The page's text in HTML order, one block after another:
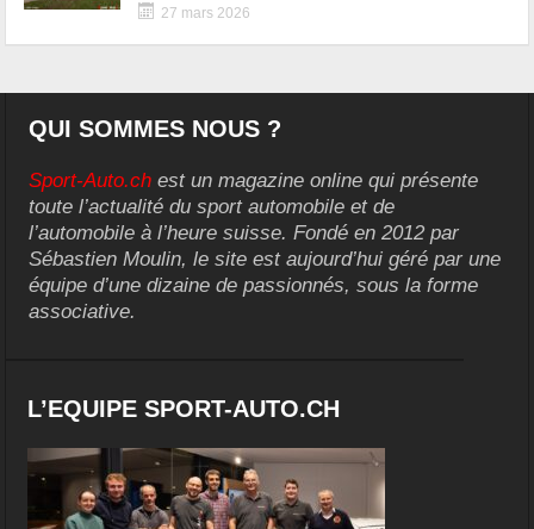
27 mars 2026
QUI SOMMES NOUS ?
Sport-Auto.ch est un magazine online qui présente
toute l’actualité du sport automobile et de
l’automobile à l’heure suisse. Fondé en 2012 par
Sébastien Moulin, le site est aujourd’hui géré par une
équipe d’une dizaine de passionnés, sous la forme
associative.
L’EQUIPE SPORT-AUTO.CH